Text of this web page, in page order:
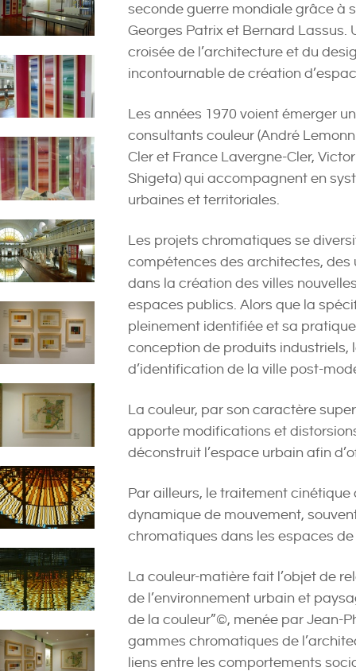
seconde guerre mondiale grâce à
Georges Patrix et Bernard Lassus.
croisée de l’architecture et du
incontournable de création
Les années 1970 voient émerger
consultants couleur (André
Cler et France Lavergne-Cler,
Shigeta) qui accompagnent en
urbaines et territoriales.
Les projets chromatiques se
compétences des architectes,
dans la création des villes
espaces publics. Alors que la
pleinement identifiée et sa
conception de produits industriels,
d’identification de la ville post-
La couleur, par son caractère
apporte modifications et
déconstruit l’espace urbain afin
Par ailleurs, le traitement cinétique
dynamique de mouvement,
chromatiques dans les espaces
La couleur-matière fait l’objet de
de l’environnement urbain et
de la couleur”©, menée par Jean-
gammes chromatiques de
liens entre les comportements